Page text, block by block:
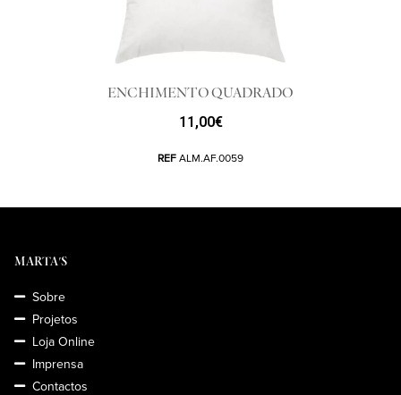
ENCHIMENTO QUADRADO
11,00€
REF ALM.AF.0059
MARTA'S
Sobre
Projetos
Loja Online
Imprensa
Contactos